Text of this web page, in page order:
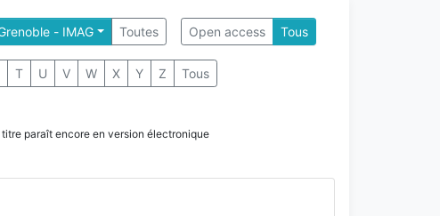
- IMAG Toutes Open access Tous
T U V W X Y Z Tous
paraît encore en version électronique